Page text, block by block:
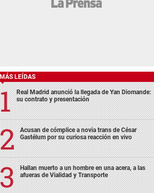
MÁS LEÍDAS
Real Madrid anunció la llegada de Yan Diomande:
su contrato y presentación
Acusan de cómplice a novia trans de César
Gastélum por su curiosa reacción en vivo
Hallan muerto a un hombre en una acera, a las
afueras de Vialidad y Transporte